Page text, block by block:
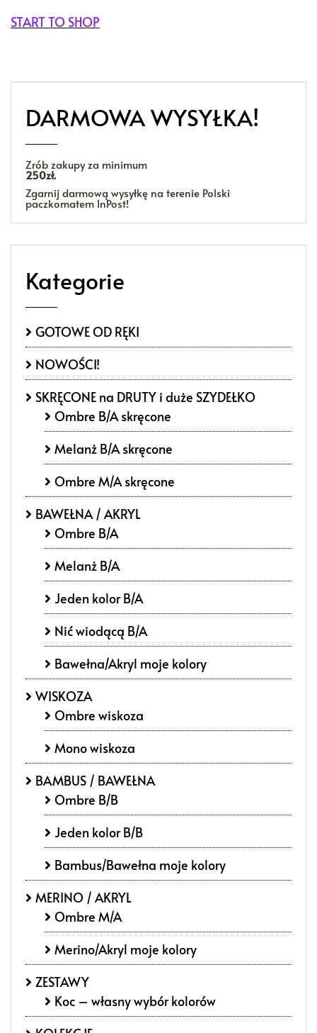
START TO SHOP
DARMOWA WYSYŁKA!
Zrób zakupy za minimum
250zł.
Zgarnij darmową wysyłkę na terenie Polski
paczkomatem InPost!
Kategorie
GOTOWE OD RĘKI
NOWOŚCI!
SKRĘCONE na DRUTY i duże SZYDEŁKO
Ombre B/A skręcone
Melanż B/A skręcone
Ombre M/A skręcone
BAWEŁNA / AKRYL
Ombre B/A
Melanż B/A
Jeden kolor B/A
Nić wiodącą B/A
Bawełna/Akryl moje kolory
WISKOZA
Ombre wiskoza
Mono wiskoza
BAMBUS / BAWEŁNA
Ombre B/B
Jeden kolor B/B
Bambus/Bawełna moje kolory
MERINO / AKRYL
Ombre M/A
Merino/Akryl moje kolory
ZESTAWY
Koc – własny wybór kolorów